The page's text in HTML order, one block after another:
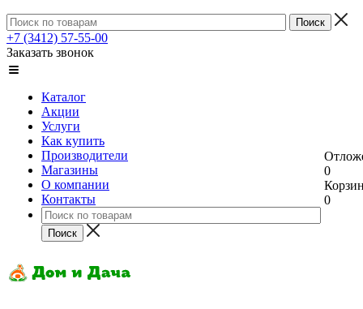
+7 (3412) 57-55-00
Заказать звонок
Каталог
Акции
Услуги
Как купить
Производители
Магазины
О компании
Контакты
0
0